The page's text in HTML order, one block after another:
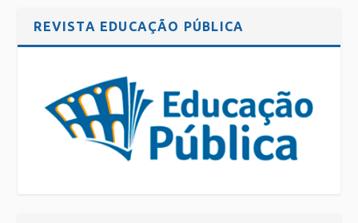
REVISTA EDUCAÇÃO PÚBLICA